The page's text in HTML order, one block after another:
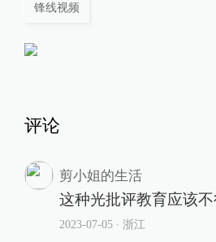
锋线视频
评论
剪小姐的生活
这种光批评教育应该不
2023-07-05∙ 浙江